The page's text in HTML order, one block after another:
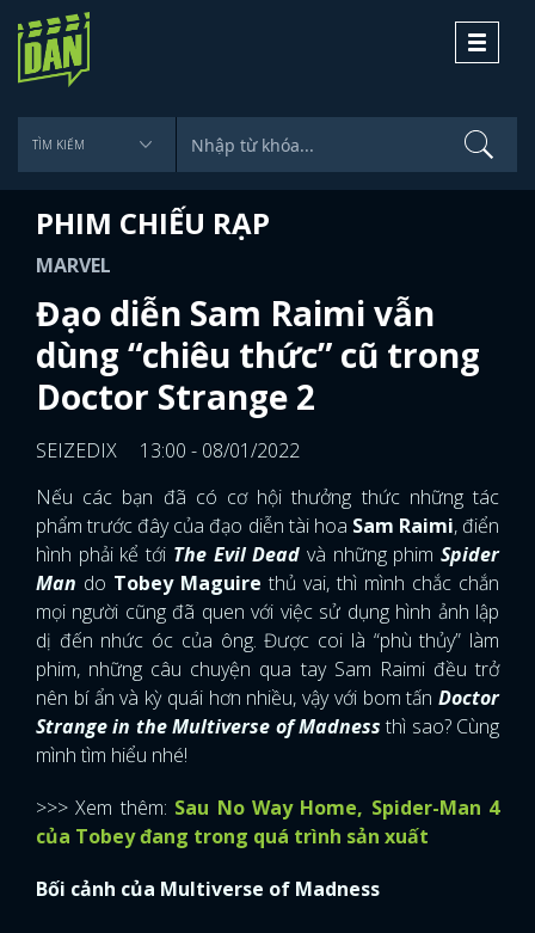
Toggle
PHIM CHIẾU RẠP
MARVEL
Đạo diễn Sam Raimi vẫn
dùng “chiêu thức” cũ trong
Doctor Strange 2
SEIZEDIX
13:00 - 08/01/2022
Nếu các bạn đã có cơ hội thưởng thức những tác
phẩm trước đây của đạo diễn tài hoa Sam Raimi, điển
hình phải kể tới The Evil Dead và những phimSpider
Man do Tobey Maguire thủ vai, thì mình chắc chắn
mọi người cũng đã quen với việc sử dụng hình ảnh lập
dị đến nhức óc của ông. Được coi là “phù thủy” làm
phim, những câu chuyện qua tay Sam Raimi đều trở
nên bí ẩn và kỳ quái hơn nhiều, vậy với bom tấn Doctor
Strange in the Multiverse of Madness thì sao? Cùng
mình tìm hiểu nhé!
>>> Xem thêm: Sau No Way Home, Spider-Man 4
của Tobey đang trong quá trình sản xuất
Bối cảnh của Multiverse of Madness